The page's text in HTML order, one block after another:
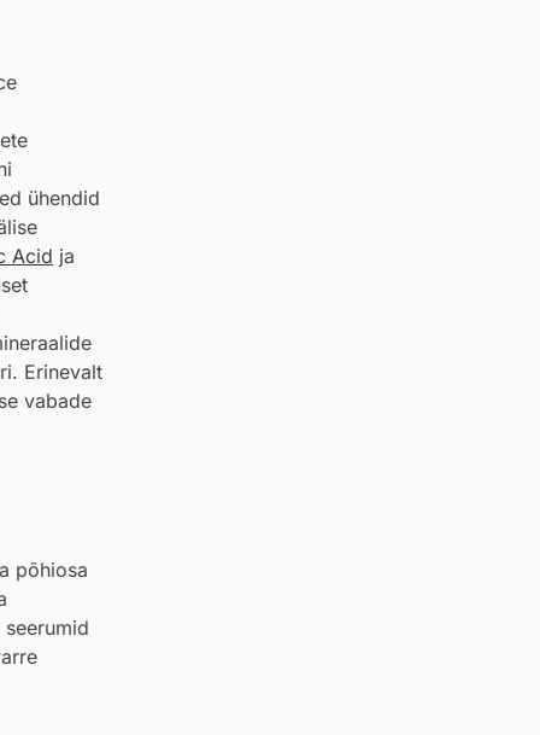
ühendid
Acid ja
Erinevalt
vabade
põhiosa